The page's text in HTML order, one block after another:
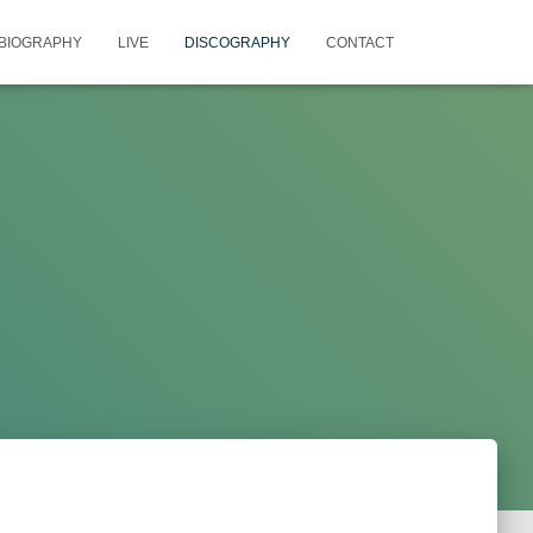
BIOGRAPHY LIVE DISCOGRAPHY CONTACT